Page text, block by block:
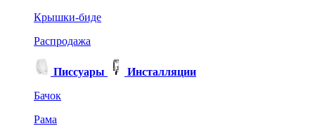
Крышки-биде
Распродажа
Писсуары
Инсталляции
Бачок
Рама